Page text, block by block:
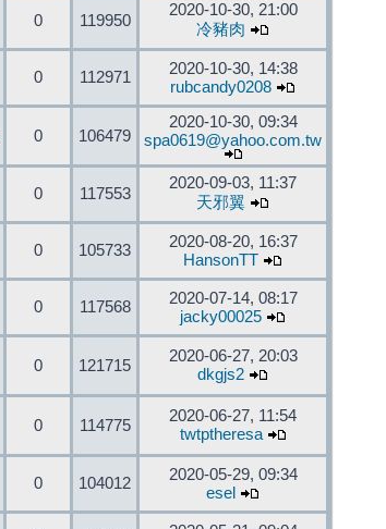
0 119950
2020-10-30, 21:00
冷豬肉
0 112971
2020-10-30, 14:38
rubcandy0208
0 106479
2020-10-30, 09:34
spa0619@yahoo.com.tw
0 117553
2020-09-03, 11:37
天邪翼
0 105733
2020-08-20, 16:37
HansonTT
0 117568
2020-07-14, 08:17
jacky00025
0 121715
2020-06-27, 20:03
dkgjs2
0 114775
2020-06-27, 11:54
twtptheresa
0 104012
2020-05-29, 09:34
esel